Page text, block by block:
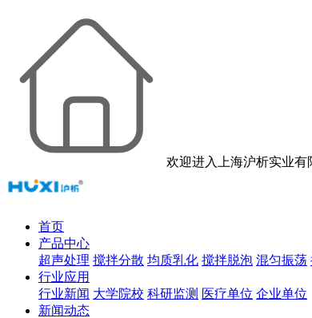
欢迎进入上海沪析实业有
首页
产品中心
超声处理 搅拌分散 均质乳化 搅拌脱泡 混匀振荡
行业应用
行业新闻 大学院校 科研监测 医疗单位 企业单位
新闻动态